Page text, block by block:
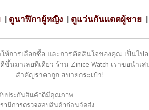
| ดูนาฬิกาผู้หญิง | ดูแว่นกันแดดผู้ชาย |
การเลือกซื้อ และการตัดสินใจของคุณ เป็นไป
มาเลยทีเดียว ร้าน Zinice Watch เราขอนำ
สำคัญราคาถูก สบายกระเป๋า!
บประกันสินค้าดีมีคุณภาพ
รามีการตรวจสอบสินค้าก่อนจัดส่ง